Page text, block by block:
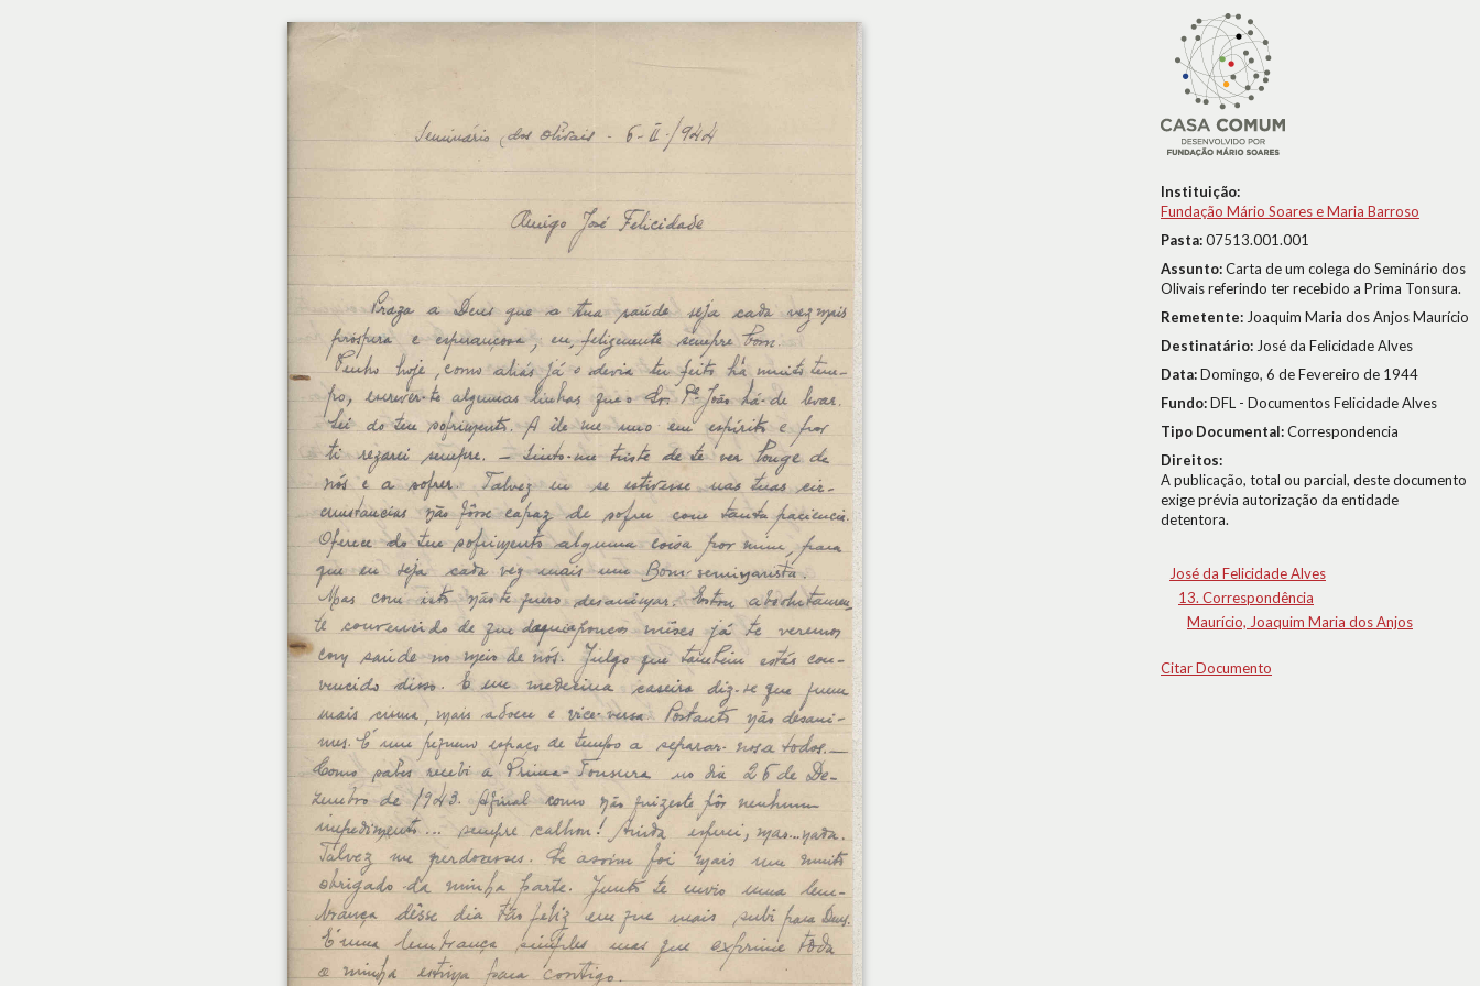
Instituição:
Fundação Mário Soares e Maria Barroso
Pasta:07513.001.001
Assunto:Carta de um colega do Seminário dos
Olivais referindo ter recebido a Prima Tonsura.
Remetente: Joaquim Maria dos Anjos Maurício
Destinatário: José da Felicidade Alves
Data:Domingo, 6 de Fevereiro de 1944
Fundo:DFL - Documentos Felicidade Alves
Tipo Documental:Correspondencia
Direitos:
A publicação, total ou parcial, deste documento
exige prévia autorização da entidade
detentora.
José da Felicidade Alves
13. Correspondência
Maurício, Joaquim Maria dos Anjos
Citar Documento